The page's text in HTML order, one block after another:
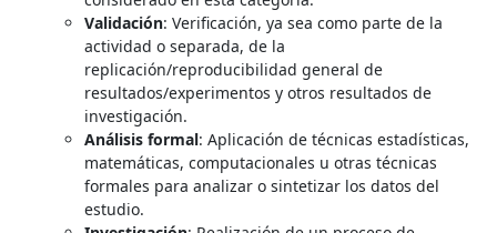
Validación: Verificación, ya sea como parte de la
actividad o separada, de la
replicación/reproducibilidad general de
resultados/experimentos y otros resultados de
investigación.
Análisis formal: Aplicación de técnicas estadísticas,
matemáticas, computacionales u otras técnicas
formales para analizar o sintetizar los datos del
estudio.